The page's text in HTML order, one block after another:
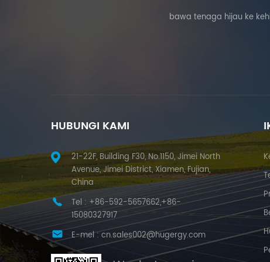
bawa tenaga hijau ke
HUBUNGI KAMI
21-22F, Building F30, No.1150, Jimei North
Avenue, Jimei District, Xiamen, Fujian,
China
Tel : +86-592-5657662,+86-
15080327917
E-mel :cn.sales002@hugergy.com